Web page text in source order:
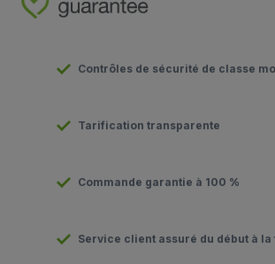
Contrôles de sécurité de classe
Tarification transparente
Commande garantie à 100 %
Service client assuré du début à la